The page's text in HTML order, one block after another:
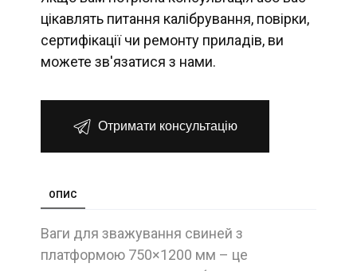
цікавлять питання калібрування, повірки,
сертифікації чи ремонту приладів, ви
можете зв'язатися з нами.
Отримати консультацію
ОПИС
Ваги для зважування свиней з
платформою 750×1200 мм – це